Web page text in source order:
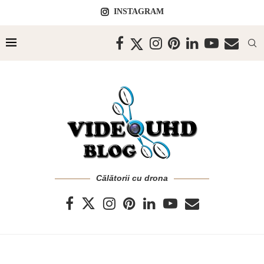
INSTAGRAM
Călătorii cu drona